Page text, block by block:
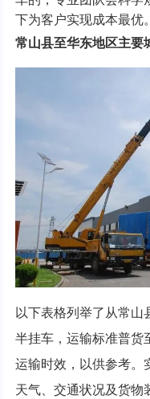
下为客户实现成本最优。
常山县至华东地区主要
以下表格列举了从常山
半挂车，运输标准普货
运输时效，以供参考。
天气、交通状况及货物